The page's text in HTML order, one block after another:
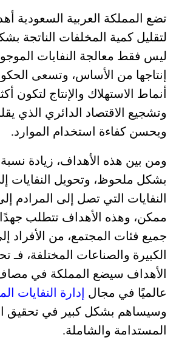
تضع المملكة العربية السعودية
لتقليل كمية المخلفات الناتجة
ليس فقط معالجة النفايات
إنتاجها من الأساس، وتسعى
أنماط الاستهلاك والإنتاج لتكون
وتشجيع الاقتصاد الدائري الذي
ويحسن كفاءة استخدام الموارد.
ومن بين هذه الأهداف، زيادة نسبة
بشكل ملحوظ، وتحويل النفايات
النفايات التي تصل إلى المرادم
ممكن، وهذه الأهداف تتطلب
جميع فئات المجتمع، من الأفراد
الكبيرة والصناعات المختلفة، فـ
الأهداف سيضع المملكة في مصاف
عالميًا في مجال إدارة النفايات
وسيساهم بشكل كبير في تحقيق
المستدامة والشاملة.